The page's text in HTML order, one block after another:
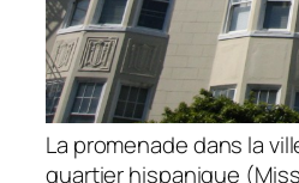
La promenade dans la
quartier hispanique